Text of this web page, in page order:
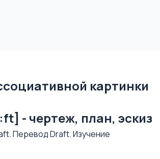
картинки
- чертеж, план, эскиз